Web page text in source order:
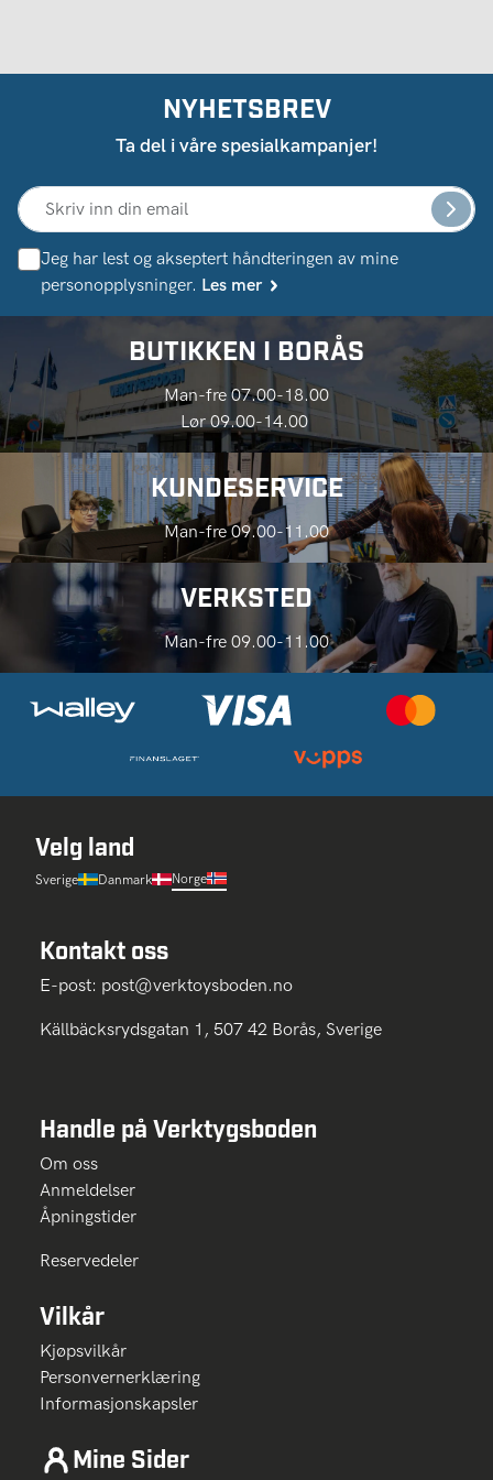
NYHETSBREV
Ta del i våre spesialkampanjer!
Jeg har lest og akseptert håndteringen av mine
personopplysninger. Les mer
BUTIKKEN I BORÅS
Man-fre 07.00-18.00
Lør 09.00-14.00
KUNDESERVICE
Man-fre 09.00-11.00
VERKSTED
Man-fre 09.00-11.00
Velg land
Sverige Danmark Norge
Kontakt oss
E-post: post@verktoysboden.no
Källbäcksrydsgatan 1, 507 42 Borås, Sverige
Handle på Verktygsboden
Om oss
Anmeldelser
Åpningstider
Reservedeler
Vilkår
Kjøpsvilkår
Personvernerklæring
Informasjonskapsler
Mine Sider